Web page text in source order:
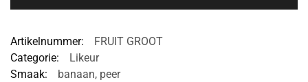
Artikelnummer:
FRUIT GROOT
Categorie:
Likeur
Smaak:
banaan, peer